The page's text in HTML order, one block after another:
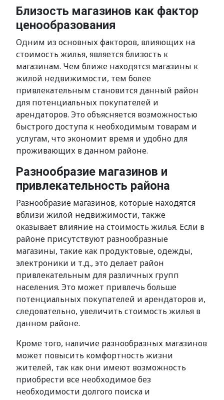
Близость магазинов как фактор
ценообразования
Одним из основных факторов, влияющих на
стоимость жилья, является близость к
магазинам. Чем ближе находятся магазины к
жилой недвижимости, тем более
привлекательным становится данный район
для потенциальных покупателей и
арендаторов. Это объясняется возможностью
быстрого доступа к необходимым товарам и
услугам, что экономит время и удобно для
проживающих в данном районе.
Разнообразие магазинов и
привлекательность района
Разнообразие магазинов, которые находятся
вблизи жилой недвижимости, также
оказывает влияние на стоимость жилья. Если в
районе присутствуют разнообразные
магазины, такие как продуктовые, одежды,
электроники и т.д., это делает район
привлекательным для различных групп
населения. Это может привлечь больше
потенциальных покупателей и арендаторов и,
следовательно, увеличить стоимость жилья в
данном районе.
Кроме того, наличие разнообразных магазинов
может повысить комфортность жизни
жителей, так как они имеют возможность
приобрести все необходимое без
необходимости долгого поиска и